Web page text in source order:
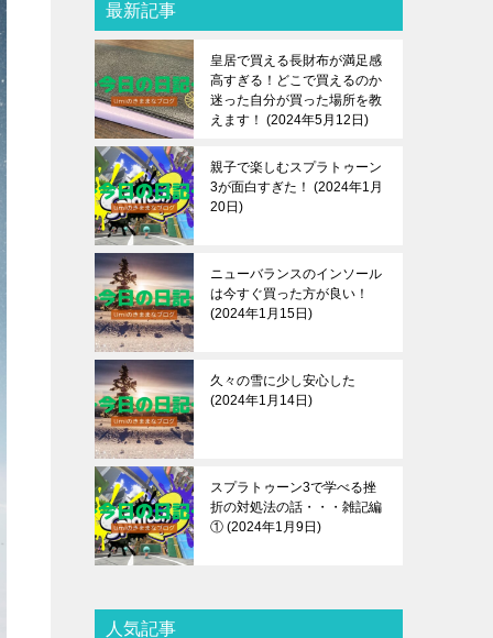
最新記事
皇居で買える長財布が満足感
高すぎる！どこで買えるのか
迷った自分が買った場所を教
えます！
2024年5月12日
親子で楽しむスプラトゥーン
3が面白すぎた！
2024年1月
20日
ニューバランスのインソール
は今すぐ買った方が良い！
2024年1月15日
久々の雪に少し安心した
2024年1月14日
スプラトゥーン3で学べる挫
折の対処法の話・・・雑記編
① 2024年1月9日
人気記事